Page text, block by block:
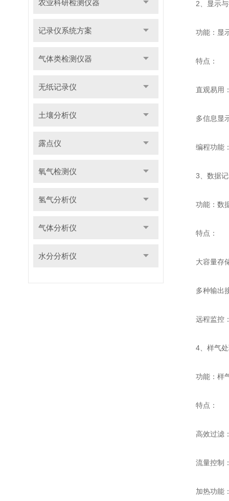
农业科研检测仪器
记录仪系统方案
气体类检测仪器
无纸记录仪
土壤分析仪
露点仪
氧气检测仪
氢气分析仪
气体分析仪
水分分析仪
2、显示与
功能：显示
特点：
直观易用：
多信息显示
编程功能：
3、数据记
功能：数据
特点：
大容量存储
多种输出接
远程监控：
4、样气处
功能：样气
特点：
高效过滤：
流量控制：
加热功能：